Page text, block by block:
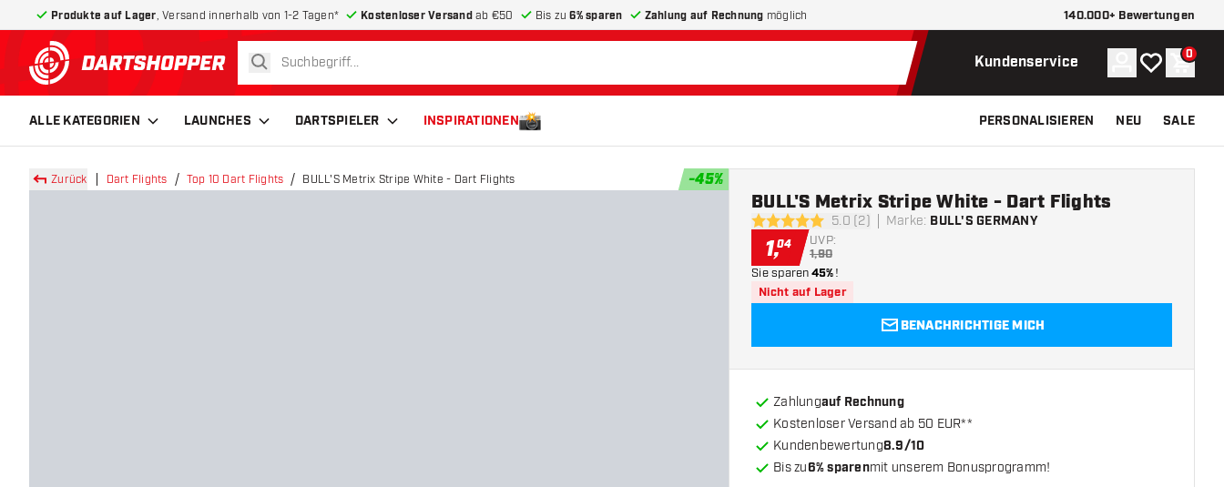
Produkte auf Lager , Versand innerhalb von 1-2 Tagen* Kostenloser Versandab €50 Bis zu6% sparen Zahlung auf Rechnung möglich 140.000+ Bewertungen
zurück zur Startseite
suchen Kundenservice Konto
Meine 0
ALLE KATEGORIEN LAUNCHES DARTSPIELER INSPIRATIONEN PERSONALISIEREN NEU SALE
Zurück Dart Flights Top 10 Dart Flights BULL'S Metrix Stripe White - Dart Flights -45%
5 Bewertungssterne
5.0 (2) Marke: BULL'S GERMANY
BULL'S Metrix Stripe White - Dart Flights
1,04 UVP:
1,90
Sie sparen45%!
Nicht auf Lager
BENACHRICHTIGE MICH
Zahlungauf Rechnung
Kostenloser Versand ab 50 EUR**
Kundenbewertung8.9/10
Bis zu6% sparenmit unserem Bonusprogramm!